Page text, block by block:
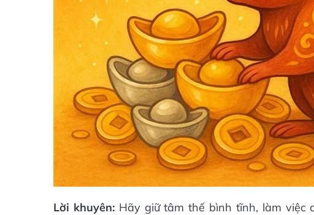
Lời khuyên:Hãy giữ tâm thế bình tĩnh, làm việc